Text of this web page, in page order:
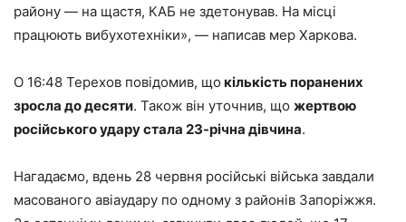
району — на щастя, КАБ не здетонував. На місці
працюють вибухотехніки», — написав мер Харкова.
О 16:48 Терехов повідомив, що кількість поранених
зросла до десяти. Також він уточнив, що жертвою
російського удару стала 23-річна дівчина.
Нагадаємо, вдень 28 червня російські війська завдали
масованого авіаудару по одному з районів Запоріжжя.